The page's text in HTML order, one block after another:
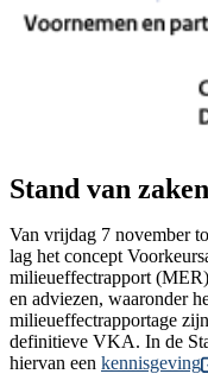
Stand van zaken
Van vrijdag 7 november
lag het concept
milieueffectrapport
en adviezen, waaronder
milieueffectrapportage
definitieve VKA. In de
hiervan een kennisgeving